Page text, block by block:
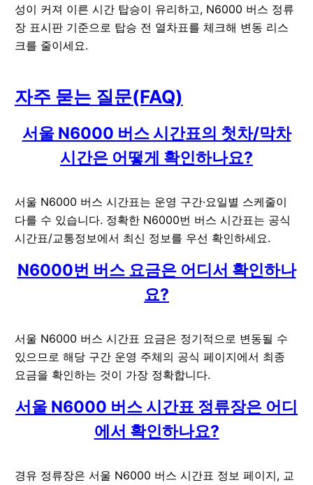
성이 커져 이른 시간 탑승이 유리하고, N6000 버스 정류
장 표시판 기준으로 탑승 전 열차표를 체크해 변동 리스
크를 줄이세요.
자주 묻는 질문(FAQ)
서울 N6000 버스 시간표의 첫차/막차
시간은 어떻게 확인하나요?
서울 N6000 버스 시간표는 운영 구간·요일별 스케줄이
다를 수 있습니다. 정확한 N6000번 버스 시간표는 공식
시간표/교통정보에서 최신 정보를 우선 확인하세요.
N6000번 버스 요금은 어디서 확인하나
요?
서울 N6000 버스 시간표 요금은 정기적으로 변동될 수
있으므로 해당 구간 운영 주체의 공식 페이지에서 최종
요금을 확인하는 것이 가장 정확합니다.
서울 N6000 버스 시간표 정류장은 어디
에서 확인하나요?
경유 정류장은 서울 N6000 버스 시간표 정보 페이지, 교